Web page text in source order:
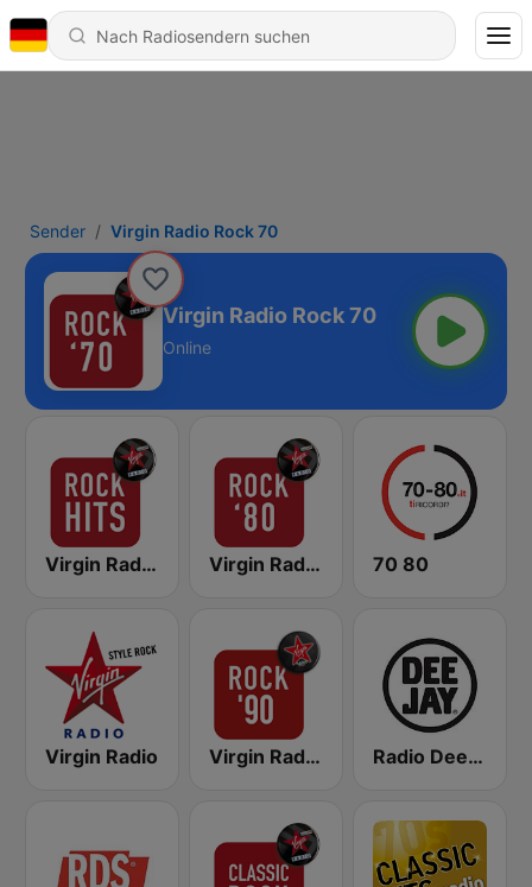
Sender Virgin Radio Rock 70
Virgin Radio Rock 70
Online
Virgin Radio Rock Hits Virgin Radio Rock 80 70 80
Virgin Radio Virgin Radio Rock 90 Radio Deejay